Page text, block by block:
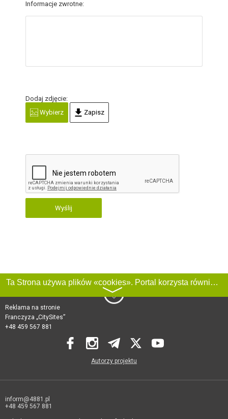
Informacje zwrotne:
Dodaj zdjęcie:
Wybierz
Zapisz
Wyślij
Ta Strona używa plików «cookies». Portal korzysta również z serwisu internetowego do zbierania danych technicznych o odwiedzających w celu uzyskania informacji marketingowych i statystycznych. Warunki przetwarzania danych odwiedzających Stronę, patrz:
〉
Reklama na stronie
Franczyza „CitySites”
+48 459 567 881
Autorzy projektu
inform@4881.pl
+48 459 567 881